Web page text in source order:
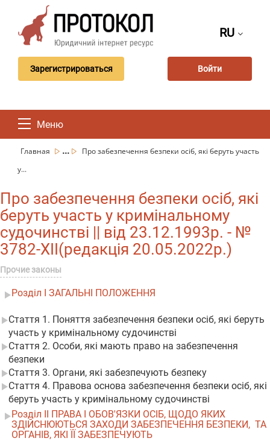
RU
Зарегистрироваться Войти
Меню
Главная ...
Про забезпечення безпеки осіб, які беруть участь
у...
Про забезпечення безпеки осіб, які
беруть участь у кримінальному
судочинстві || від 23.12.1993р. - №
3782-XII(редакція 20.05.2022р.)
Прочие законы
Розділ I ЗАГАЛЬНІ ПОЛОЖЕННЯ
Стаття 1. Поняття забезпечення безпеки осіб, які беруть
участь у кримінальному судочинстві
Стаття 2. Особи, які мають право на забезпечення
безпеки
Стаття 3. Органи, які забезпечують безпеку
Стаття 4. Правова основа забезпечення безпеки осіб, які
беруть участь у кримінальному судочинстві
Розділ II ПРАВА І ОБОВ'ЯЗКИ ОСІБ, ЩОДО ЯКИХ
ЗДІЙСНЮЮТЬСЯ ЗАХОДИ ЗАБЕЗПЕЧЕННЯ БЕЗПЕКИ, ТА
ОРГАНІВ, ЯКІ ЇЇ ЗАБЕЗПЕЧУЮТЬ